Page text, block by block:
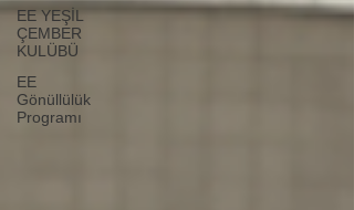
EE YEŞİL
ÇEMBER
KULÜBÜ
EE
Gönüllülük
Programı